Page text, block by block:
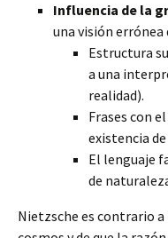
Influencia de la
una visión errónea
Estructura
a una
realidad).
Frases con
existencia
El lenguaje
de
Nietzsche es contrario a